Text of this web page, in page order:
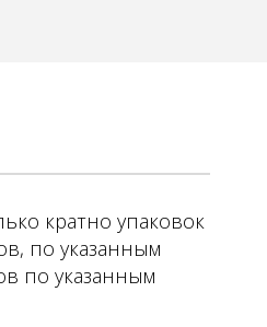
кратно упаковок
по указанным
по указанным